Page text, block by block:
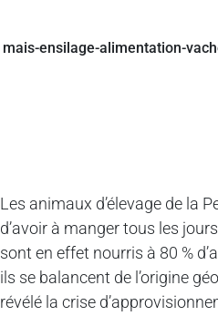
Les animaux d’élevage de la
d’avoir à manger tous les
sont en effet nourris à 80 %
ils se balancent de l’origine
révélé la crise